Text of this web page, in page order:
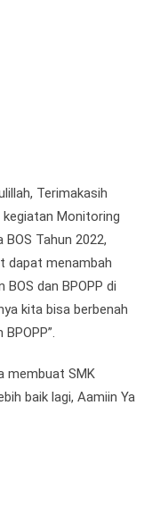
Terimakasih
Monitoring
BOS Tahun 2022,
dapat menambah
dan BPOPP di
kita bisa berbenah
membuat SMK
baik lagi, Aamiin Ya